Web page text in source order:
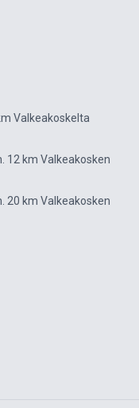
Valkeakoskelta
12 km Valkeakosken
20 km Valkeakosken